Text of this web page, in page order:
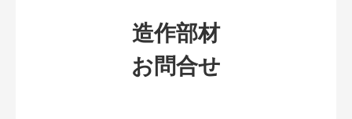
造作部材
お問合せ